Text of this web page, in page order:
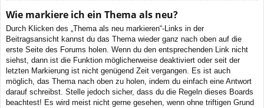
Wie markiere ich ein Thema als neu?
Durch Klicken des „Thema als neu markieren“-Links in der
Beitragsansicht kannst du das Thema wieder ganz nach oben auf die
erste Seite des Forums holen. Wenn du den entsprechenden Link nicht
siehst, dann ist die Funktion möglicherweise deaktiviert oder seit der
letzten Markierung ist nicht genügend Zeit vergangen. Es ist auch
möglich, das Thema nach oben zu holen, indem du einfach eine Antwort
darauf schreibst. Stelle jedoch sicher, dass du die Regeln dieses Boards
beachtest! Es wird meist nicht gerne gesehen, wenn ohne triftigen Grund